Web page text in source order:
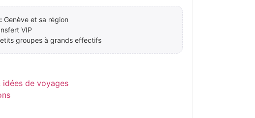
Genève et sa région
VIP
groupes à grands effectifs
idées de voyages